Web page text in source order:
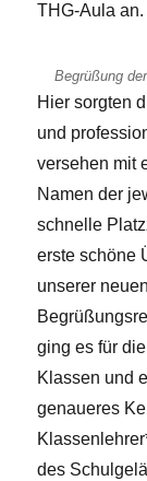
THG-Aula an.
Begrüßung
Hier sorgten
und
versehen mit
Namen der
schnelle
erste schöne
unserer
ging es für
Klassen und
genaueres
des